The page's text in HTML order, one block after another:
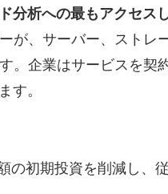
分析への最もアクセス
、サーバー、ストレー
。企業はサービスを契
す。
の初期投資を削減し、